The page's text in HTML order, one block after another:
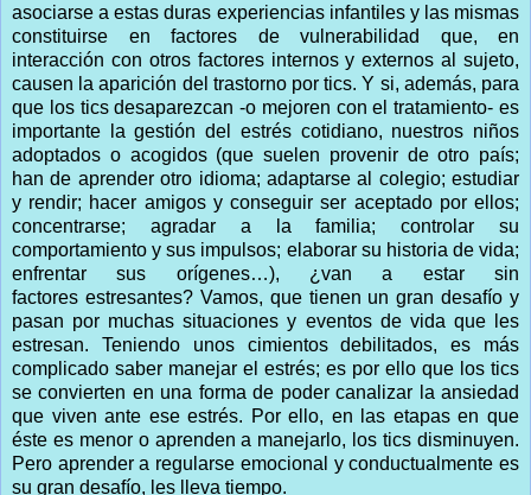
asociarse a estas duras experiencias infantiles y las mismas
constituirse en factores de vulnerabilidad que, en
interacción con otros factores internos y externos al sujeto,
causen la aparición del trastorno por tics. Y si, además, para
que los tics desaparezcan -o mejoren con el tratamiento- es
importante la gestión del estrés cotidiano, nuestros niños
adoptados o acogidos (que suelen provenir de otro país;
han de aprender otro idioma; adaptarse al colegio; estudiar
y rendir; hacer amigos y conseguir ser aceptado por ellos;
concentrarse; agradar a la familia; controlar su
comportamiento y sus impulsos; elaborar su historia de vida;
enfrentar sus orígenes…), ¿van a estar sin
factores estresantes? Vamos, que tienen un gran desafío y
pasan por muchas situaciones y eventos de vida que les
estresan. Teniendo unos cimientos debilitados, es más
complicado saber manejar el estrés; es por ello que los tics
se convierten en una forma de poder canalizar la ansiedad
que viven ante ese estrés. Por ello, en las etapas en que
éste es menor o aprenden a manejarlo, los tics disminuyen.
Pero aprender a regularse emocional y conductualmente es
su gran desafío, les lleva tiempo.